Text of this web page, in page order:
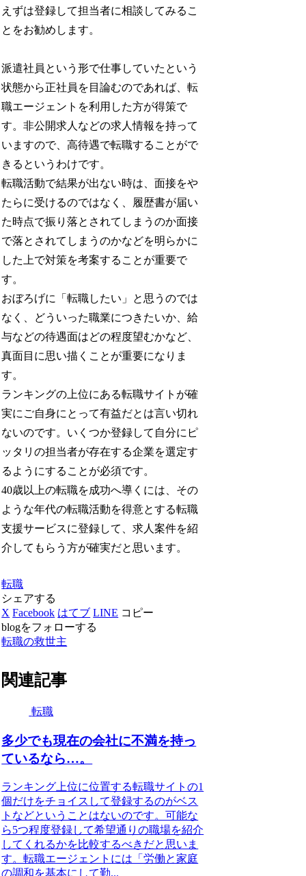
えずは登録して担当者に相談してみるこ
とをお勧めします。
派遣社員という形で仕事していたという
状態から正社員を目論むのであれば、転
職エージェントを利用した方が得策で
す。非公開求人などの求人情報を持って
いますので、高待遇で転職することがで
きるというわけです。
転職活動で結果が出ない時は、面接をや
たらに受けるのではなく、履歴書が届い
た時点で振り落とされてしまうのか面接
で落とされてしまうのかなどを明らかに
した上で対策を考案することが重要で
す。
おぼろげに「転職したい」と思うのでは
なく、どういった職業につきたいか、給
与などの待遇面はどの程度望むかなど、
真面目に思い描くことが重要になりま
す。
ランキングの上位にある転職サイトが確
実にご自身にとって有益だとは言い切れ
ないのです。いくつか登録して自分にピ
ッタリの担当者が存在する企業を選定す
るようにすることが必須です。
40歳以上の転職を成功へ導くには、その
ような年代の転職活動を得意とする転職
支援サービスに登録して、求人案件を紹
介してもらう方が確実だと思います。
転職
シェアする
X Facebook はてブ LINE コピー
blogをフォローする
転職の救世主
関連記事
転職
多少でも現在の会社に不満を持っ
ているなら…。
ランキング上位に位置する転職サイトの1
個だけをチョイスして登録するのがベス
トなどということはないのです。可能な
ら5つ程度登録して希望通りの職場を紹介
してくれるかを比較するべきだと思いま
す。転職エージェントには「労働と家庭
の調和を基本にして勤...